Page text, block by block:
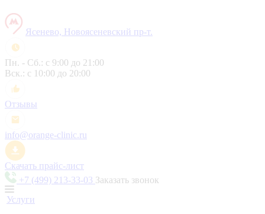
Ясенево, Новоясеневский пр-т.
Пн. - Сб.: с 9:00 до 21:00
Вск.: с 10:00 до 20:00
Отзывы
info@orange-clinic.ru
Скачать прайс-лист
+7 (499) 213-33-03 Заказать звонок
Услуги